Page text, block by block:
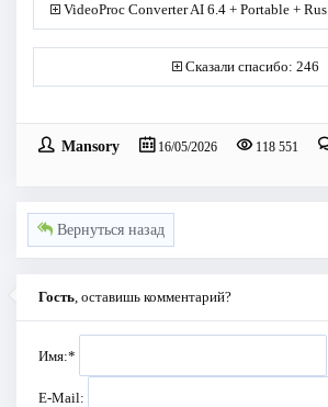
VideoProc Converter AI 6.4 + Portable + Rus
Сказали спасибо: 246
Mansory 16/05/2026 118 551
Вернуться назад
Гость , оставишь комментарий?
Имя:*
E-Mail: